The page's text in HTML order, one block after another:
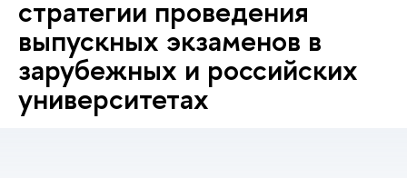
стратегии проведения
выпускных экзаменов в
зарубежных и российских
университетах